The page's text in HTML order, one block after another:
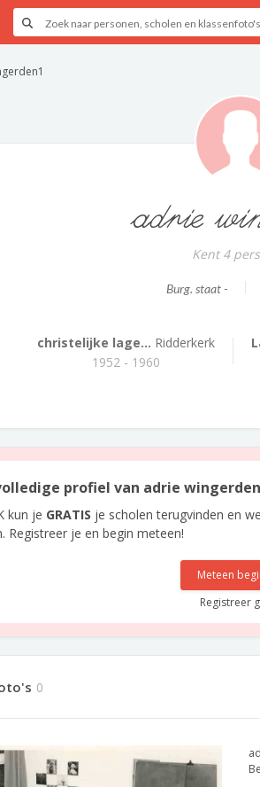
adrie
Kent 4
Burg. staat -
christelijke lage... Ridderkerk
1952 - 1960
profiel van adrie
kun je GRATIS je scholen terugvinden en
Registreer je en begin meteen!
Meteen
Registreer
0